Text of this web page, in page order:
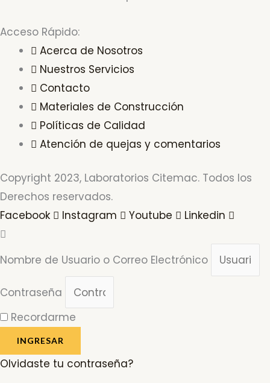
Acceso Rápido:
Acerca de Nosotros
Nuestros Servicios
Contacto
Materiales de Construcción
Políticas de Calidad
Atención de quejas y comentarios
Copyright 2023, Laboratorios Citemac. Todos los
Derechos reservados.
Facebook
Instagram Youtube Linkedin
Nombre de Usuario o Correo Electrónico
Contraseña
Recordarme
INGRESAR
Olvidaste tu contraseña?